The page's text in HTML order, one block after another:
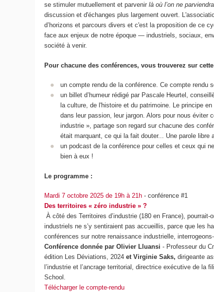
se stimuler mutuellement et parvenirlà où l’on ne
discussion et d'échanges plus largement ouvert.
d’horizons et parcours divers et c'est la proposition de ce
face aux enjeux de notre époque — industriels, sociaux,
société à venir.
Pour chacune des conférences, vous trouverez sur
un compte rendu de la conférence. Ce compte rendu
un billet d’humeur rédigé par Pascale Heurtel,
la culture, de l'histoire et du patrimoine. Le principe
dans leur passion, leur jargon. Alors pour nous éviter
industrie », partage son regard sur chacune des
était marquant, ce qui la fait douter... Une parole libre
un podcast de la conférence pour celles et ceux qui
bien à eux !
Le programme :
Mardi 7 octobre 2025 de 19h à 21h- conférence #1
Des territoires « zéro industrie » ?
À côté des Territoires d’industrie (180 en France),
industriels ne s’y sentiraient pas accueillis, parce que les
conférences sur notre renaissance industrielle,
Conférence donnée par Olivier Lluansi- Professeur du
édition Les Déviations, 2024et Virginie Saks, dirigeante
l’industrie et l’ancrage territorial, directrice exécutive de la
School.
Télécharger le compte-rendu